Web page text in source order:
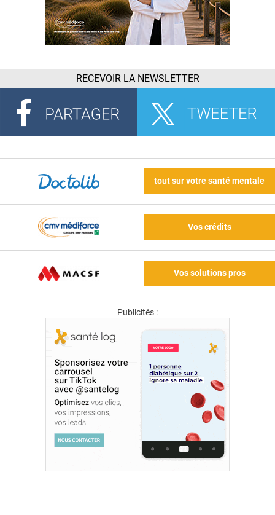
RECEVOIR LA NEWSLETTER
tout sur votre santé mentale
Vos crédits
Vos solutions pros
Publicités :